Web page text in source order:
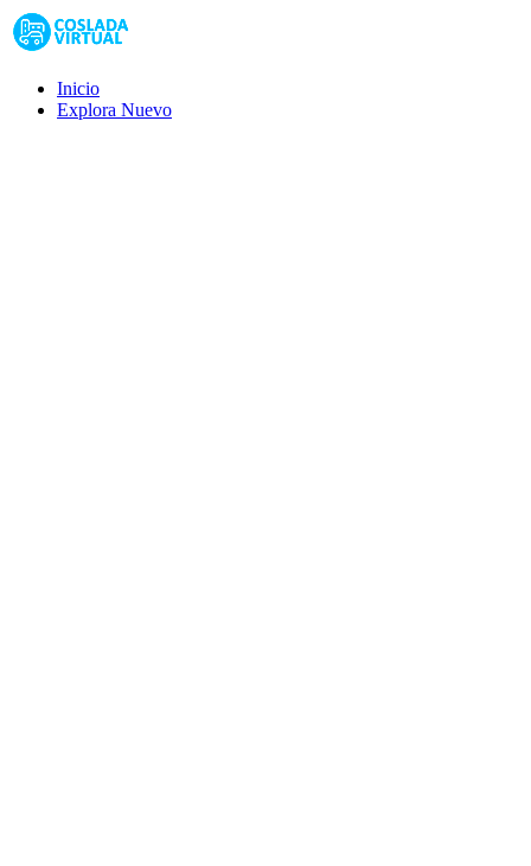
Inicio
Explora Nuevo